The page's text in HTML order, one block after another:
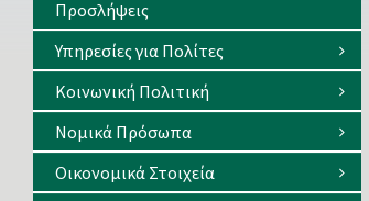
Προσλήψεις
Υπηρεσίες για Πολίτες
Κοινωνική Πολιτική
Νομικά Πρόσωπα
Οικονομικά Στοιχεία